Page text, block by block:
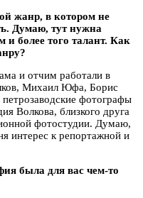
жанр, в котором не
Думаю, тут нужна
и более того талант. Как
и отчим работали в
Михаил Юфа, Борис
фотографы
Волкова, близкого друга
фотостудии. Думаю,
интерес к репортажной и
была для вас чем-то